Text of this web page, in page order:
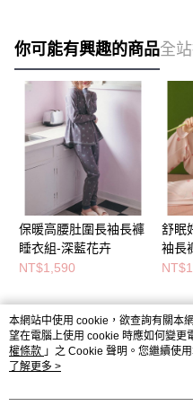
你可能有興趣的商品全
保暖高腰肚圍長袖長褲
睡衣組-深藍花卉
NT$1,590
舒眠
袖長
熱門標籤
本網站中使用 cookie，欲查詢有關本
望在電腦上使用 cookie 時應如何變更
權條款 」之 Cookie 聲明。您繼續使
用條款之 Cookie 聲明使用 cookie。
了解更多 >